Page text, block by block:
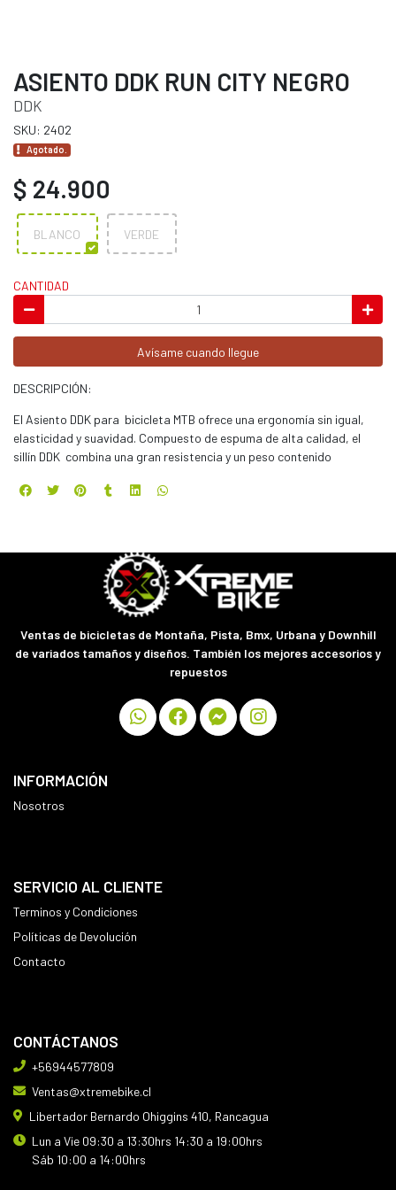
ASIENTO DDK RUN CITY NEGRO
DDK
SKU: 2402
Agotado.
$ 24.900
BLANCO VERDE
CANTIDAD
Avísame cuando llegue
DESCRIPCIÓN:
El Asiento DDK para bicicleta MTB ofrece una ergonomía sin igual,
elasticidad y suavidad. Compuesto de espuma de alta calidad, el
sillín DDK combina una gran resistencia y un peso contenido
Ventas de bicicletas de Montaña, Pista, Bmx, Urbana y Downhill
de variados tamaños y diseños. También los mejores accesorios y
repuestos
INFORMACIÓN
Nosotros
SERVICIO AL CLIENTE
Terminos y Condiciones
Políticas de Devolución
Contacto
CONTÁCTANOS
+56944577809
Ventas@xtremebike.cl
Libertador Bernardo Ohiggins 410, Rancagua
Lun a Vie 09:30 a 13:30hrs 14:30 a 19:00hrs
Sáb 10:00 a 14:00hrs